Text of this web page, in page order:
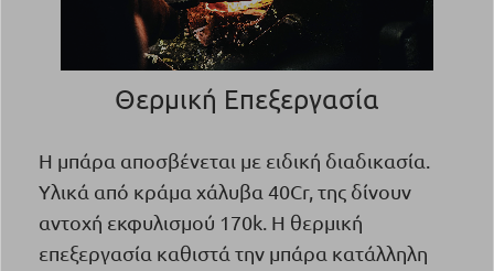
Θερμική Επεξεργασία
Η μπάρα αποσβένεται με ειδική διαδικασία.
Υλικά από κράμα χάλυβα 40Cr, της δίνουν
αντοχή εκφυλισμού 170k. Η θερμική
επεξεργασία καθιστά την μπάρα κατάλληλη